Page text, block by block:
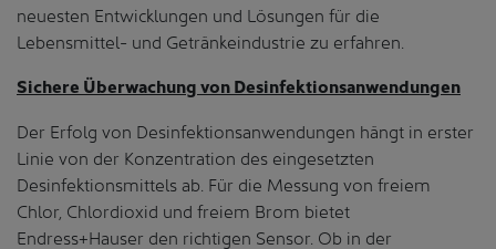
neuesten Entwicklungen und Lösungen für die
Lebensmittel- und Getränkeindustrie zu erfahren.
Sichere Überwachung von Desinfektionsanwendungen
Der Erfolg von Desinfektionsanwendungen hängt in erster
Linie von der Konzentration des eingesetzten
Desinfektionsmittels ab. Für die Messung von freiem
Chlor, Chlordioxid und freiem Brom bietet
Endress+Hauser den richtigen Sensor. Ob in der